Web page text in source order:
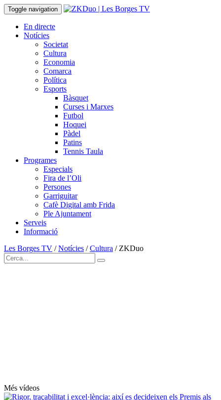
Toggle navigation
En directe
Notícies
Societat
Cultura
Economia
Comarca
Política
Esports
Bàsquet
Curses i Marxes
Futbol
Hoquei
Pàdel
Patins
Tennis Taula
Programes
Especials
Fira de l’Oli
Persones
Garriguitar
Cafè Digital amb Frida
Ple Ajuntament
Serveis
Informació
Les Borges TV /Notícies /Cultura / ZKDuo
Més vídeos